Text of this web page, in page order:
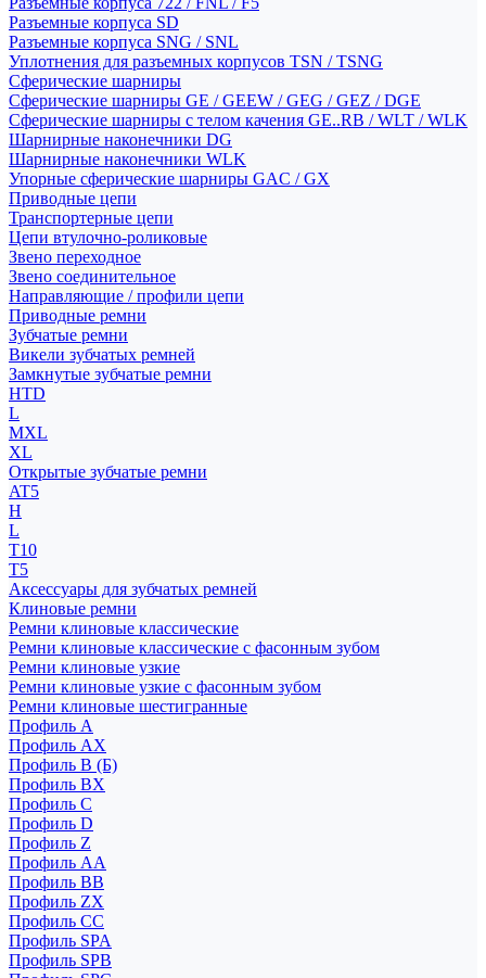
Разъемные корпуса SD
Разъемные корпуса SNG / SNL
Уплотнения для разъемных корпусов TSN / TSNG
Сферические шарниры
Сферические шарниры GE / GEEW / GEG / GEZ / DGE
Сферические шарниры с телом качения GE..RB / WLT / WLK
Шарнирные наконечники DG
Шарнирные наконечники WLK
Упорные сферические шарниры GAC / GX
Приводные цепи
Транспортерные цепи
Цепи втулочно-роликовые
Звено переходное
Звено соединительное
Направляющие / профили цепи
Приводные ремни
Зубчатые ремни
Викели зубчатых ремней
Замкнутые зубчатые ремни
HTD
L
MXL
XL
Открытые зубчатые ремни
AT5
H
L
T10
T5
Аксессуары для зубчатых ремней
Клиновые ремни
Ремни клиновые классические
Ремни клиновые классические с фасонным зубом
Ремни клиновые узкие
Ремни клиновые узкие с фасонным зубом
Ремни клиновые шестигранные
Профиль A
Профиль AX
Профиль B (Б)
Профиль BX
Профиль C
Профиль D
Профиль Z
Профиль АА
Профиль BB
Профиль ZX
Профиль CC
Профиль SPA
Профиль SPB